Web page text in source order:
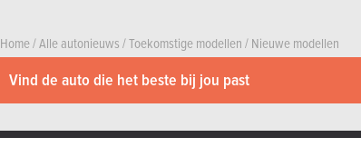
Home/Alle autonieuws/Toekomstige modellen/Nieuwe modellen
Vind de auto die het beste bij jou past